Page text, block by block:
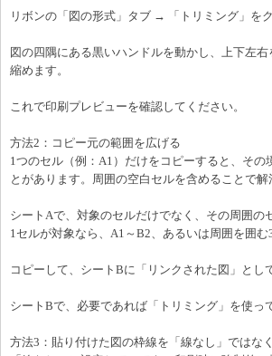
リボンの「図の形式」タブ → 「トリミング」を
図の四隅にある黒いハンドルを動かし、上下左
縮めます。
これで印刷プレビューを確認してください。
方法2：コピー元の範囲を広げる
1つのセル（例：A1）だけをコピーすると、そ
とがあります。周囲の空白セルを含めることで
シートAで、対象のセルだけでなく、その周囲
1セルが対象なら、A1～B2、あるいは周囲を囲む
コピーして、シートBに「リンクされた図」とし
シートBで、必要であれば「トリミング」を使
方法3：貼り付けた図の枠線を「線なし」ではな